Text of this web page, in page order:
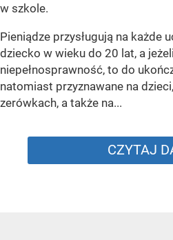
w szkole.
Pieniądze przysługują na każde
dziecko w wieku do 20 lat, a
niepełnosprawność, to do
natomiast przyznawane na
zerówkach, a także na...
CZYTAJ